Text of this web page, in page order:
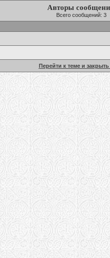
Авторы
Всего сообщений: 3
Перейти к теме и